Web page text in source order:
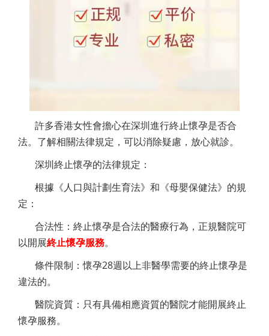
許多香港女性會擔心在深圳進行終止懷孕是否合
法。了解相關法律規定，可以消除疑慮，放心就診。
深圳終止懷孕的法律規定：
根據《人口與計劃生育法》和《母嬰保健法》的規
定：
合法性：終止懷孕是合法的醫療行為，正規醫院可
以開展終止懷孕服務。
條件限制：懷孕28週以上非醫學需要的終止懷孕是
違法的。
醫院資質：只有具備相應資質的醫院才能開展終止
懷孕服務。